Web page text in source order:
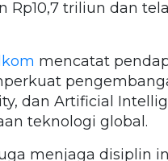
triliun dan
mencatat
dan Artificial
teknologi global.
menjaga disiplin